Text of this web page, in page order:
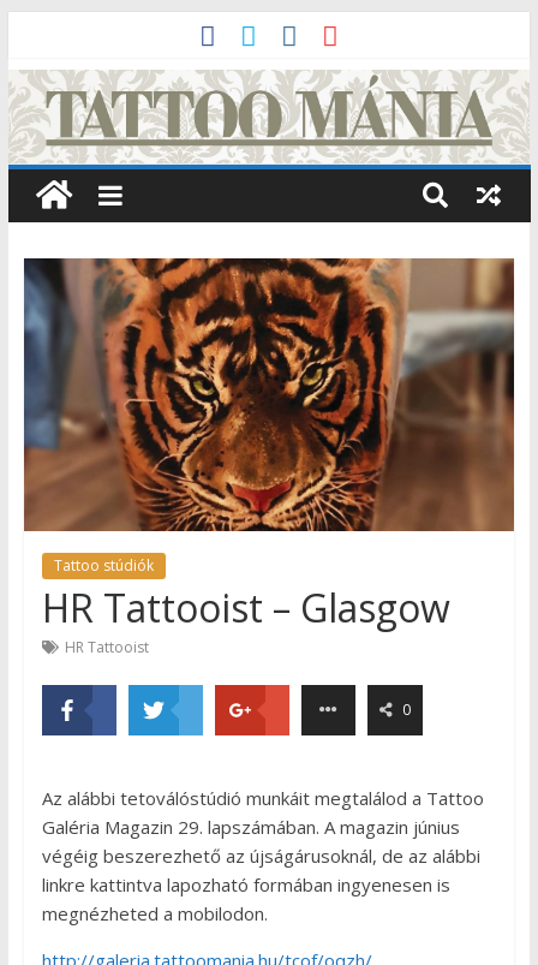
Tattoo stúdiók
HR Tattooist – Glasgow
HR Tattooist
0
Az alábbi tetoválóstúdió munkáit megtalálod a Tattoo
Galéria Magazin 29. lapszámában. A magazin június
végéig beszerezhető az újságárusoknál, de az alábbi
linkre kattintva lapozható formában ingyenesen is
megnézheted a mobilodon.